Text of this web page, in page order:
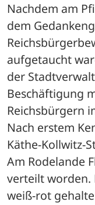
Nachdem am
dem
aufgetaucht
der
Beschäftigung
Reichsbürgern
Nach erstem
Käthe-Kollwitz-
Am Rodelande
verteilt worden.
weiß-rot